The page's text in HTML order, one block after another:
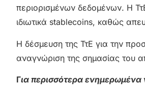
περιορισμένων δεδομένων. Η
ιδιωτικά stablecoins, καθώς
Η δέσμευση της ΤτΕ για την
αναγνώριση της σημασίας του
Για περισσότερα ενημερωμένα